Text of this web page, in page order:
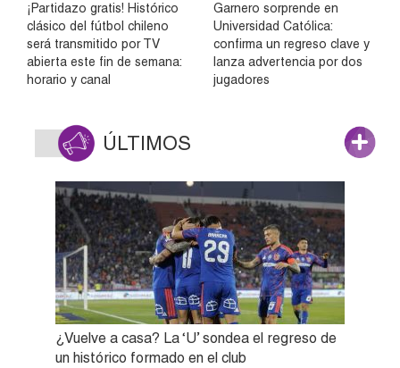
¡Partidazo gratis! Histórico
clásico del fútbol chileno
será transmitido por TV
abierta este fin de semana:
horario y canal
Garnero sorprende en
Universidad Católica:
confirma un regreso clave y
lanza advertencia por dos
jugadores
ÚLTIMOS
¿Vuelve a casa? La ‘U’ sondea el regreso de
un histórico formado en el club